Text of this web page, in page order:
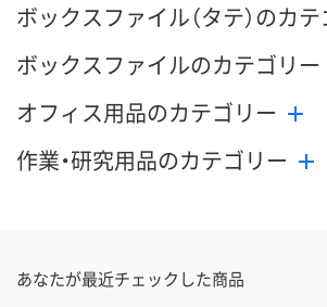
ボックスファイル（タテ）のカ
ボックスファイルのカテゴリー
オフィス用品のカテゴリー
作業・研究用品のカテゴリー
あなたが最近チェックした商品